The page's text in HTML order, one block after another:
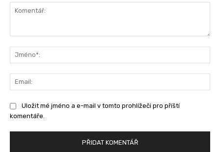
Uložit mé jméno a e-mail v tomto prohlížeči pro příští
komentáře.